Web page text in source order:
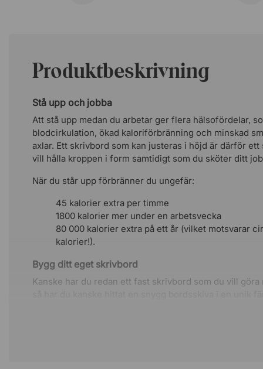
Produktbeskrivning
Stå upp och jobba
Att stå upp medan du arbetar ger flera hälsofördelar,
blodcirkulation, ökad kaloriförbränning och minskad
axlar. Ett skrivbord som kan justeras i höjd är därför
vill hålla kroppen i form samtidigt som du sköter ditt
När du står upp förbränner du ungefär:
45 kalorier extra per timme
1800 kalorier mer under en arbetsvecka
80 000 kalorier extra på ett år (vilket motsvarar
kalorier!).
Bygg ditt eget skrivbord
Kanske har du redan ett fast skrivbord som du vill